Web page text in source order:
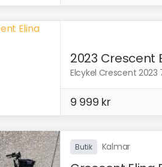
2023 Crescent
Elcykel Crescent
9 999 kr
Butik Kalmar